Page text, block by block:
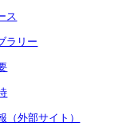
ス
ラリー
（外部サイト）